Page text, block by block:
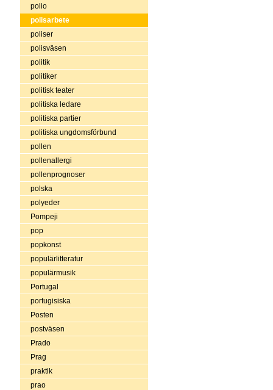
polio
polisarbete
poliser
polisväsen
politik
politiker
politisk teater
politiska ledare
politiska partier
politiska ungdomsförbund
pollen
pollenallergi
pollenprognoser
polska
polyeder
Pompeji
pop
popkonst
populärlitteratur
populärmusik
Portugal
portugisiska
Posten
postväsen
Prado
Prag
praktik
prao